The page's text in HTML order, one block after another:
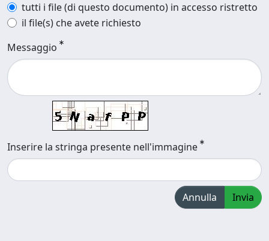
tutti i file (di questo documento) in accesso ristretto
il file(s) che avete richiesto
Messaggio
Inserire la stringa presente nell'immagine
Annulla Invia